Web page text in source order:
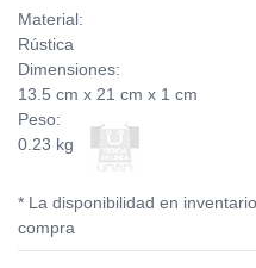
Material:
Rústica
Dimensiones:
13.5 cm x 21 cm x 1 cm
Peso:
0.23 kg
* La disponibilidad en
compra